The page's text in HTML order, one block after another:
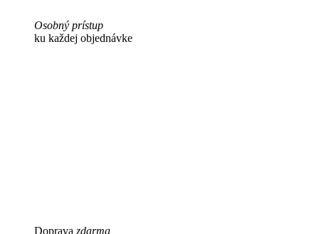
Osobný prístup
ku každej objednávke
Doprava zdarma